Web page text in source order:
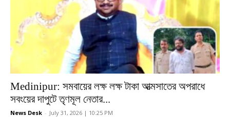
Medinipur: সমবায়ের লক্ষ লক্ষ টাকা আত্মসাতের অপরাধে
সবংয়ের দাপুটে তৃণমূল নেতার...
News Desk - July 31, 2026 | 10:25 PM